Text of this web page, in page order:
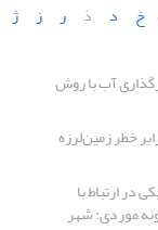
خ د ذ ر ز ژ
آب با روش
خطر زمین‌لرزه
در ارتباط با
موردی: شهر